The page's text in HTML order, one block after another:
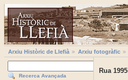
Arxiu Històric de Llefià Arxiu fotogràfic
Recerca Avançada
Rua 1995